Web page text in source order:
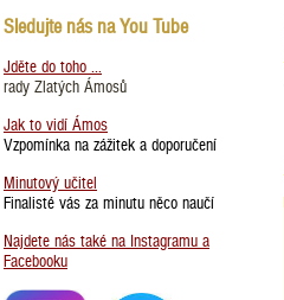
Sledujte nás na You Tube
Jděte do toho ...
rady Zlatých Ámosů
Jak to vidí Ámos
Vzpomínka na zážitek a doporučení
Minutový učitel
Finalisté vás za minutu něco naučí
Najdete nás také na Instagramu a
Facebooku